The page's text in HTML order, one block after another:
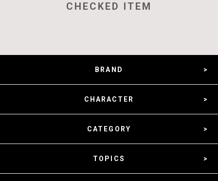
CHECKED ITEM
BRAND
CHARACTER
CATEGORY
TOPICS